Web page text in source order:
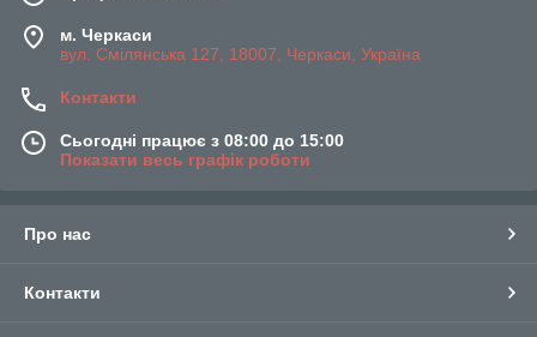
м. Черкаси
вул. Смілянська 127, 18007, Черкаси, Україна
Контакти
Сьогодні працює з 08:00 до 15:00
Показати весь графік роботи
Про нас
Контакти